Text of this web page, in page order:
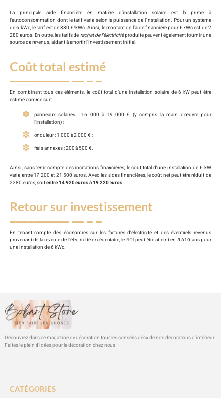
La principale aide financière en matière d’installation solaire est la prime à
l’autoconsommation dont le tarif varie selon la puissance de l’installation. Pour un système
de 6 kWc, le tarif est de 380 €/kWc. Ainsi, le montant de l’aide financière pour 6 kWc est de 2
280 euros. En outre, les tarifs de rachat de l’électricitéproduite peuvent également fournir une
source de revenus, aidant à amortir l’investissement initial.
Coût total estimé
En combinant tous ces éléments, le coût total d’une installation solaire de 6 kW peut être
estimé comme suit :
panneaux solaires : 16 000 à 19 000 € (y compris la main d’œuvre pour
l’installation) ;
onduleur : 1 000 à 2 000 € ;
frais annexes : 200 à 500 €.
Ainsi, sans tenir compte des incitations financières, le coût total d’une installation de 6 kW
varie entre 17 200 et 21 500 euros. Avec les aides financières, le coût net peut être réduit de
2280 euros, soitentre 14 920 euros à 19 220 euros.
Retour sur investissement
En tenant compte des économies sur les factures d’électricité et des éventuels revenus
provenant de la revente de l’électricité excédentaire, le ROIpeut être atteint en 5 à 10 ans pour
une installation de 6 kWc.
Découvrez dans ce magazine de décoration tous les conseils déco de nos décorateurs d’intérieur.
Faites le plein d’idées pour la décoration chez nous
CATÉGORIES